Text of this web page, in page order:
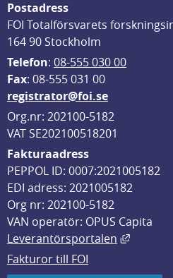
Postadress
FOI Totalförsvarets
164 90 Stockholm
Telefon: 08-555 030 00
Fax: 08-555 031 00
registrator@foi.se
Org.nr: 202100-5182
VAT SE202100518201
Fakturaadress
PEPPOL ID: 0007:2021005182
EDI adress: 2021005182
Org nr: 202100-5182
VAN operatör: OPUS Capita
Leverantörsportalen
Länk
Fakturor till FOI